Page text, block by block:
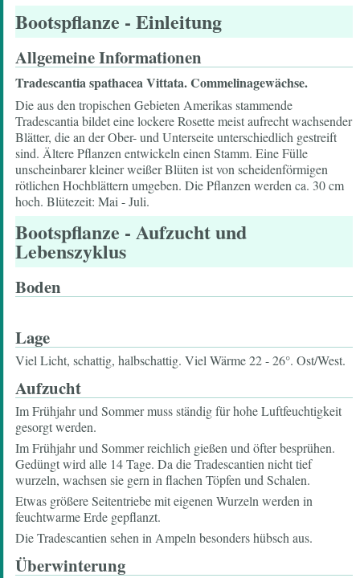
Bootspflanze - Einleitung
Allgemeine Informationen
Tradescantia spathacea Vittata. Commelinagewächse.
Die aus den tropischen Gebieten Amerikas stammende
Tradescantia bildet eine lockere Rosette meist aufrecht wachsender
Blätter, die an der Ober- und Unterseite unterschiedlich gestreift
sind. Ältere Pflanzen entwickeln einen Stamm. Eine Fülle
unscheinbarer kleiner weißer Blüten ist von scheidenförmigen
rötlichen Hochblättern umgeben. Die Pflanzen werden ca. 30 cm
hoch. Blütezeit: Mai - Juli.
Bootspflanze - Aufzucht und
Lebenszyklus
Boden
Lage
Viel Licht, schattig, halbschattig. Viel Wärme 22 - 26°. Ost/West.
Aufzucht
Im Frühjahr und Sommer muss ständig für hohe Luftfeuchtigkeit
gesorgt werden.
Im Frühjahr und Sommer reichlich gießen und öfter besprühen.
Gedüngt wird alle 14 Tage. Da die Tradescantien nicht tief
wurzeln, wachsen sie gern in flachen Töpfen und Schalen.
Etwas größere Seitentriebe mit eigenen Wurzeln werden in
feuchtwarme Erde gepflanzt.
Die Tradescantien sehen in Ampeln besonders hübsch aus.
Überwinterung